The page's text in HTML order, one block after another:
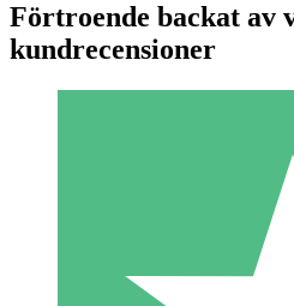
Individuella
Betala per användning med
Förtroende backat av
kundrecensioner